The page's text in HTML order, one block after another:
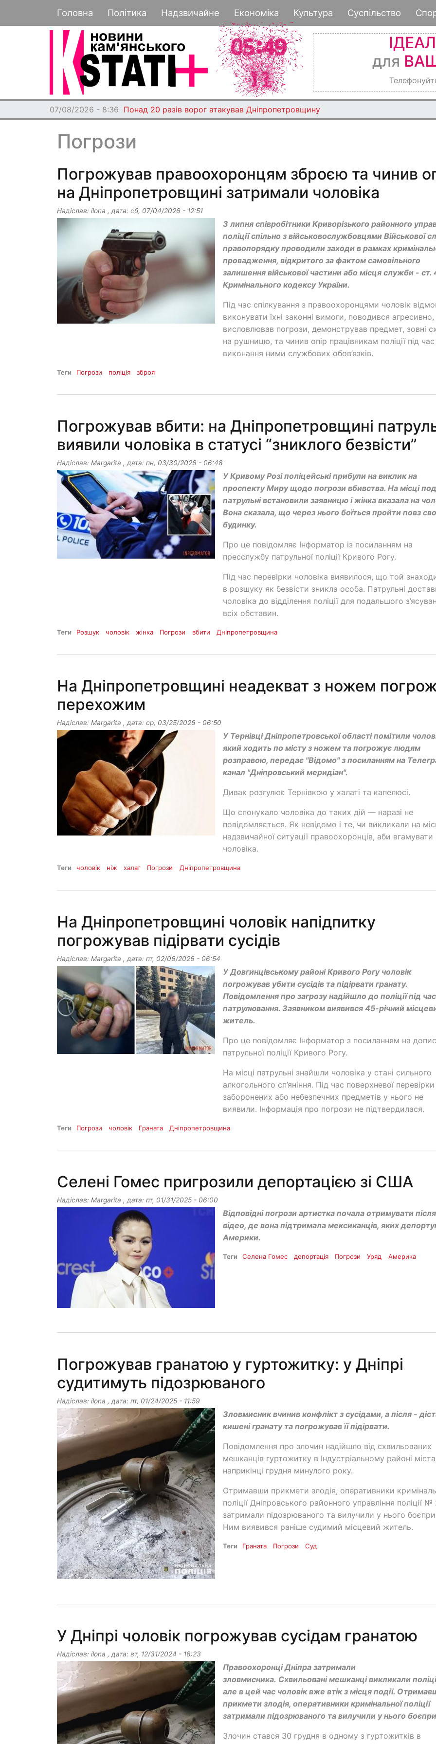
до
основного
Основная навигация
Головна Політика Надзвичайне Економіка Культура Суспільство
для
07/08/2026 - 8:36 Понад 20 разів ворог атакував Дніпропетровщину
Погрози
Погрожував правоохоронцям зброєю та чинив
на Дніпропетровщині затримали чоловіка
Надіслав: ilona , дата: сб, 07/04/2026 - 12:51
3 липня співробітники Криворізького районного
поліції спільно з військовослужбовцями Військової
правопорядку проводили заходи в рамках
провадження, відкритого за фактом самовільного
залишення військової частини або місця служби - ст.
Кримінального кодексу України.
Під час спілкування з правоохоронцями чоловік
виконувати їхні законні вимоги, поводився агресивно,
висловлював погрози, демонстрував предмет, зовні
на рушницю, та чинив опір працівникам поліції під час
виконання ними службових обов’язків.
Теги Погрози поліція зброя
Погрожував вбити: на Дніпропетровщині
виявили чоловіка в статусі “зниклого безвісти”
Надіслав: Margarita , дата: пн, 03/30/2026 - 06:48
У Кривому Розі поліцейські прибули на виклик на
проспекту Миру щодо погрози вбивства. На місці
патрульні встановили заявницю і жінка вказала на
Вона сказала, що через нього боїться пройти повз
будинку.
Про це повідомляє Інформатор із посиланням на
пресслужбу патрульної поліції Кривого Рогу.
Під час перевірки чоловіка виявилося, що той
в розшуку як безвісти зникла особа. Патрульні
чоловіка до відділення поліції для подальшого
всіх обставин.
Теги Розшук чоловік жінка Погрози вбити Дніпропетровщина
На Дніпропетровщині неадекват з ножем
перехожим
Надіслав: Margarita , дата: ср, 03/25/2026 - 06:50
У Тернівці Дніпропетровської області помітили
який ходить по місту з ножем та погрожує людям
розправою, передає "Відомо" з посиланням на
канал "Дніпровський меридіан".
Дивак розгулює Тернівкою у халаті та капелюсі.
Що спонукало чоловіка до таких дій — наразі не
повідомляється. Як невідомо і те, чи викликали на
надзвичайної ситуації правоохоронців, аби вгамувати
чоловіка.
Теги чоловік ніж халат Погрози Дніпропетровщина
На Дніпропетровщині чоловік напідпитку
погрожував підірвати сусідів
Надіслав: Margarita , дата: пт, 02/06/2026 - 06:54
У Довгинцівському районі Кривого Рогу чоловік
погрожував убити сусідів та підірвати гранату.
Повідомлення про загрозу надійшло до поліції під час
патрулювання. Заявником виявився 45-річний
житель.
Про це повідомляє Інформатор з посиланням на допис
патрульної поліції Кривого Рогу.
На місці патрульні знайшли чоловіка у стані сильного
алкогольного сп’яніння. Під час поверхневої перевірки
заборонених або небезпечних предметів у нього не
виявили. Інформація про погрози не підтвердилася.
Теги Погрози чоловік Граната Дніпропетровщина
Селені Гомес пригрозили депортацією зі США
Надіслав: Margarita , дата: пт, 01/31/2025 - 06:00
Відповідні погрози артистка почала отримувати після
відео, де вона підтримала мексиканців, яких
Америки.
Теги Селена Гомес депортація Погрози Уряд Америка
Погрожував гранатою у гуртожитку: у Дніпрі
судитимуть підозрюваного
Надіслав: ilona , дата: пт, 01/24/2025 - 11:59
Зловмисник вчинив конфлікт з сусідами, а після -
кишені гранату та погрожував її підірвати.
Повідомлення про злочин надійшло від схвильованих
мешканців гуртожитку в Індустріальному районі міста
наприкінці грудня минулого року.
Отримавши прикмети злодія, оперативники
поліції Дніпровського районного управління поліції №
затримали підозрюваного та вилучили у нього
Ним виявився раніше судимий місцевий житель.
Теги Граната Погрози Суд
У Дніпрі чоловік погрожував сусідам гранатою
Надіслав: ilona , дата: вт, 12/31/2024 - 16:23
Правоохоронці Дніпра затримали
зловмисника. Схвильовані мешканці викликали
але в цей час чоловік вже втік з місця події.
прикмети злодія, оперативники кримінальної поліції
затримали підозрюваного та вилучили у нього
Злочин стався 30 грудня в одному з гуртожитків в